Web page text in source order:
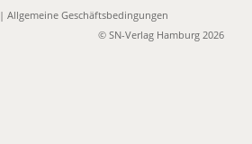
|Allgemeine Geschäftsbedingungen
© SN-Verlag Hamburg 2026